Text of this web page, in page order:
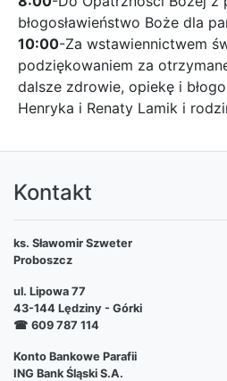
błogosławieństwo Boże dla
10:00-Za wstawiennictwem
podziękowaniem za
dalsze zdrowie, opiekę i
Henryka i Renaty Lamik i
Kontakt
ks. Sławomir Szweter
Proboszcz
ul. Lipowa 77
43-144 Lędziny - Górki
☎ 609 787 114
Konto Bankowe Parafii
ING Bank Śląski S.A.